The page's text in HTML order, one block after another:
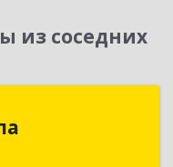
из соседних
Ола г, Волкова